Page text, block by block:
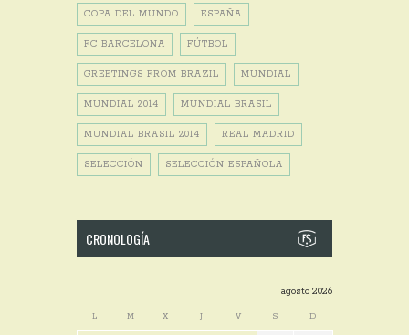
COPA DEL MUNDO ESPAÑA
FC BARCELONA FÚTBOL
GREETINGS FROM BRAZIL MUNDIAL
MUNDIAL 2014 MUNDIAL BRASIL
MUNDIAL BRASIL 2014 REAL MADRID
SELECCIÓN SELECCIÓN ESPAÑOLA
CRONOLOGÍA
agosto 2026
L M X J V S D